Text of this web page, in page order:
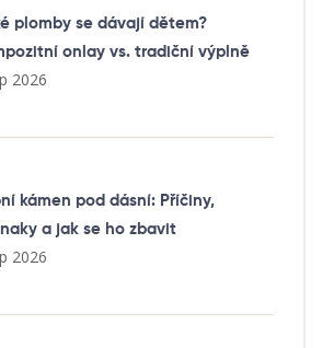
plomby se dávají dětem?
onlay vs. tradiční výplně
2026
kámen pod dásní: Příčiny,
a jak se ho zbavit
2026